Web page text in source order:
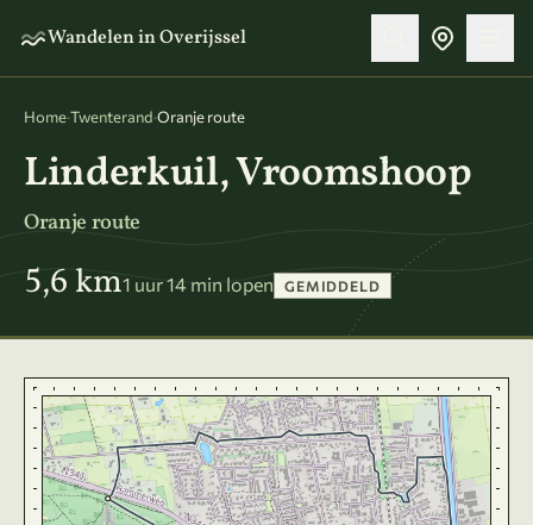
Wandelen in Overijssel
Home·Twenterand·Oranje route
Linderkuil, Vroomshoop
Oranje route
5,6 km1 uur 14 min lopen GEMIDDELD
Kaart